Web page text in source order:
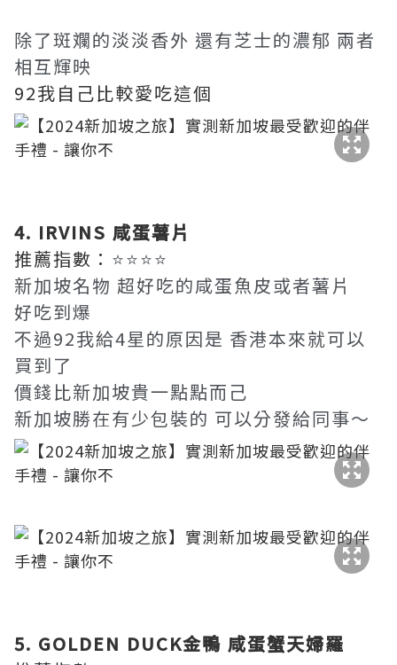
除了斑斕的淡淡香外 還有芝士的濃郁 兩者
相互輝映
92我自己比較愛吃這個
4. IRVINS 咸蛋薯片
推薦指數： ⭐⭐⭐⭐
新加坡名物 超好吃的咸蛋魚皮或者薯片
好吃到爆
不過92我給4星的原因是 香港本來就可以
買到了
價錢比新加坡貴一點點而己
新加坡勝在有少包裝的 可以分發給同事～
5. GOLDEN DUCK金鴨 咸蛋蟹天婦羅